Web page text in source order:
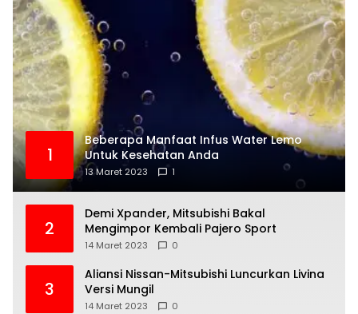
1
Beberapa Manfaat Infus Water Lemo
Untuk Kesehatan Anda
13 Maret 2023 1
2
Demi Xpander, Mitsubishi Bakal
Mengimpor Kembali Pajero Sport
14 Maret 2023 0
3
Aliansi Nissan-Mitsubishi Luncurkan Livina
Versi Mungil
14 Maret 2023 0